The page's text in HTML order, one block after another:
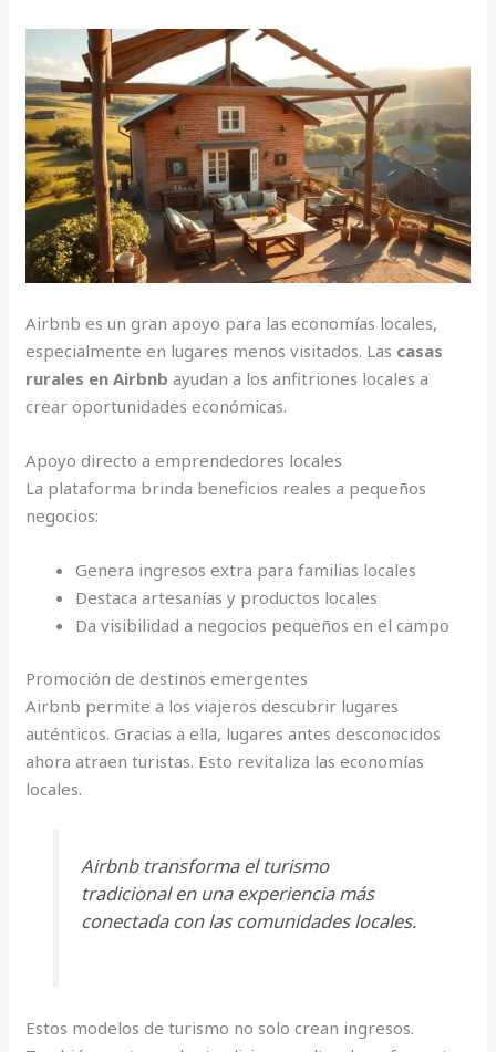
Airbnb es un gran apoyo para las economías locales,
especialmente en lugares menos visitados. Las casas
rurales en Airbnb ayudan a los anfitriones locales a
crear oportunidades económicas.
Apoyo directo a emprendedores locales
La plataforma brinda beneficios reales a pequeños
negocios:
Genera ingresos extra para familias locales
Destaca artesanías y productos locales
Da visibilidad a negocios pequeños en el campo
Promoción de destinos emergentes
Airbnb permite a los viajeros descubrir lugares
auténticos. Gracias a ella, lugares antes desconocidos
ahora atraen turistas. Esto revitaliza las economías
locales.
Airbnb transforma el turismo
tradicional en una experiencia más
conectada con las comunidades locales.
Estos modelos de turismo no solo crean ingresos.